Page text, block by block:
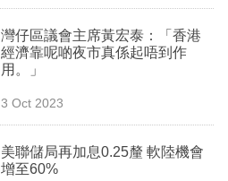
灣仔區議會主席黃宏泰：「香港
經濟靠呢啲夜市真係起唔到作
用。」
3 Oct 2023
美聯儲局再加息0.25釐 軟陸機會
增至60%